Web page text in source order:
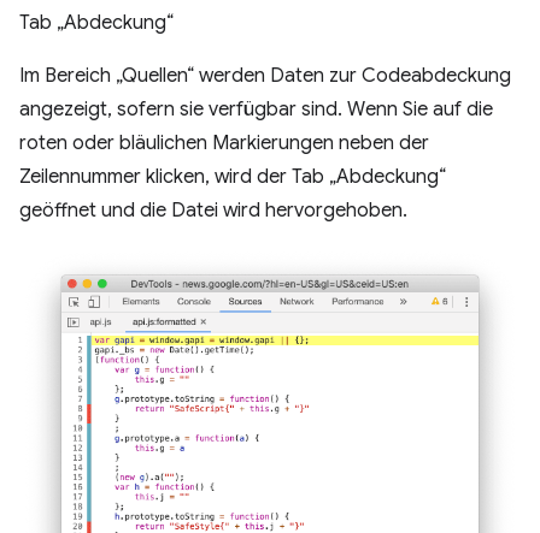
Tab „Abdeckung“
Im Bereich „Quellen“ werden Daten zur Codeabdeckung
angezeigt, sofern sie verfügbar sind. Wenn Sie auf die
roten oder bläulichen Markierungen neben der
Zeilennummer klicken, wird der Tab „Abdeckung“
geöffnet und die Datei wird hervorgehoben.